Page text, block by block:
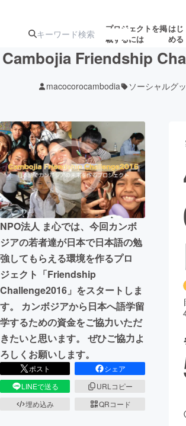
プロジェクトを掲
載するには
はじ
める
アート・写真
テクノロジー・ガジェット
映像・映画
ビジネス・起業
まちづくり・地域活性化
CAMPFIRE for Social Good
CAMPFIREふるさと納税machi-ya
Cambojia Friendship
macocorocambodia ソーシャルグ
NPO法人 ま心では、今回カンボ
ジアの若者達が日本で日本語の勉
強してもらえる環境を作るプロ
ジェクト「Friendship
Challenge2016」をスタートしま
す。 カンボジアから日本へ語学留
学するための資金をご協力いただ
きたいと思います。 ぜひご協力よ
ろしくお願いします。
ポスト
シェア
LINEで送る
URLコピー
埋め込み
QRコード